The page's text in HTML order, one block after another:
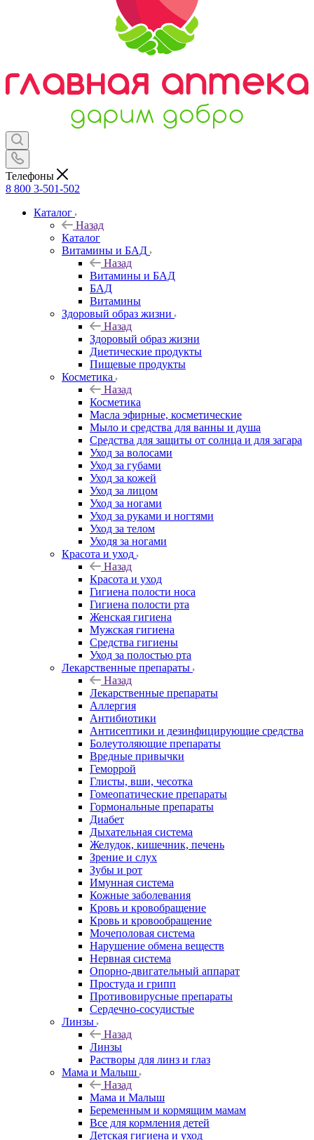
Телефоны
8 800 3-501-502
Каталог
Назад
Каталог
Витамины и БАД
Назад
Витамины и БАД
БАД
Витамины
Здоровый образ жизни
Назад
Здоровый образ жизни
Диетические продукты
Пищевые продукты
Косметика
Назад
Косметика
Масла эфирные, косметические
Мыло и средства для ванны и душа
Средства для защиты от солнца и для загара
Уход за волосами
Уход за губами
Уход за кожей
Уход за лицом
Уход за ногами
Уход за руками и ногтями
Уход за телом
Уходя за ногами
Красота и уход
Назад
Красота и уход
Гигиена полости носа
Гигиена полости рта
Женская гигиена
Мужская гигиена
Средства гигиены
Уход за полостью рта
Лекарственные препараты
Назад
Лекарственные препараты
Аллергия
Антибиотики
Антисептики и дезинфицирующие средства
Болеутоляющие препараты
Вредные привычки
Геморрой
Глисты, вши, чесотка
Гомеопатические препараты
Гормональные препараты
Диабет
Дыхательная система
Желудок, кишечник, печень
Зрение и слух
Зубы и рот
Имунная система
Кожные заболевания
Кровь и кровобращение
Кровь и кровообращение
Мочеполовая система
Нарушение обмена веществ
Нервная система
Опорно-двигательный аппарат
Простуда и грипп
Противовирусные препараты
Сердечно-сосудистые
Линзы
Назад
Линзы
Растворы для линз и глаз
Мама и Малыш
Назад
Мама и Малыш
Беременным и кормящим мамам
Все для кормления детей
Детская гигиена и уход